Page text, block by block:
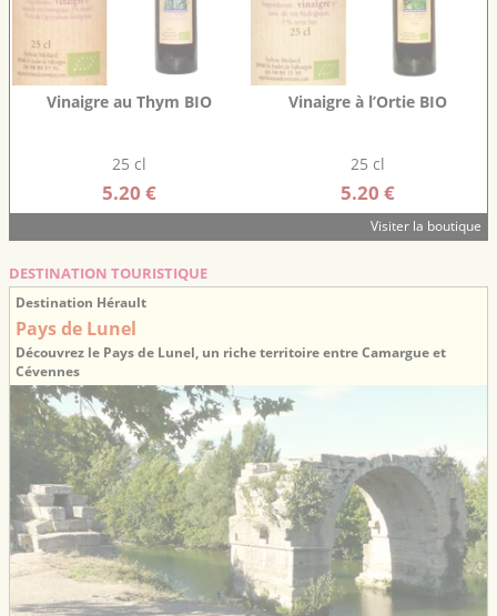
Vinaigre au Thym BIO
25 cl
5.20 €
Vinaigre à l’Ortie BIO
25 cl
5.20 €
Visiter la boutique
DESTINATION TOURISTIQUE
Destination Hérault
Pays de Lunel
Découvrez le Pays de Lunel, un riche territoire entre Camargue et
Cévennes